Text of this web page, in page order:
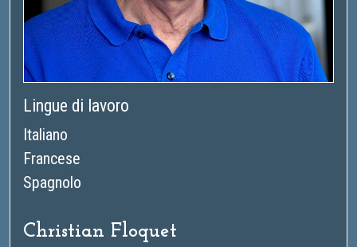
Lingue di lavoro
Italiano
Francese
Spagnolo
Christian Floquet